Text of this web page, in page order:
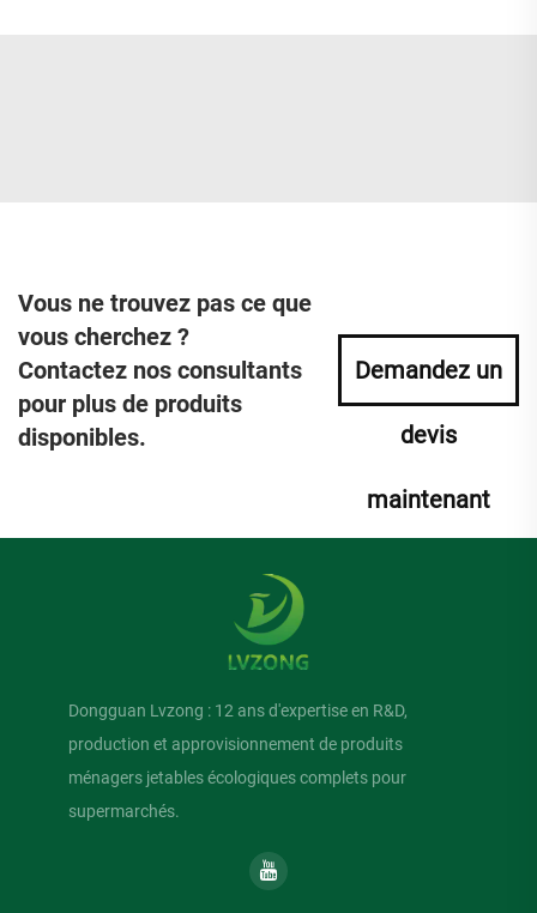
Vous ne trouvez pas ce que
vous cherchez ?
Contactez nos consultants
pour plus de produits
disponibles.
Demandez un
devis
maintenant
Dongguan Lvzong : 12 ans d'expertise en R&D,
production et approvisionnement de produits
ménagers jetables écologiques complets pour
supermarchés.